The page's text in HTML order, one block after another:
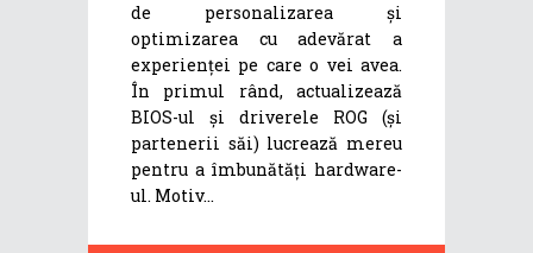
de personalizarea și
optimizarea cu adevărat a
experienței pe care o vei avea.
În primul rând, actualizează
BIOS-ul și driverele ROG (și
partenerii săi) lucrează mereu
pentru a îmbunătăți hardware-
ul. Motiv